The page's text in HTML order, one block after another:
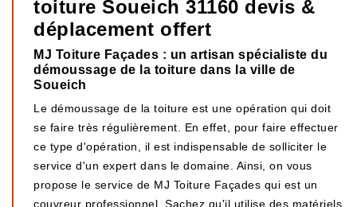
toiture Soueich 31160 devis &
déplacement offert
MJ Toiture Façades : un artisan spécialiste du
démoussage de la toiture dans la ville de
Soueich
Le démoussage de la toiture est une opération qui doit
se faire très régulièrement. En effet, pour faire effectuer
ce type d'opération, il est indispensable de solliciter le
service d'un expert dans le domaine. Ainsi, on vous
propose le service de MJ Toiture Façades qui est un
couvreur professionnel. Sachez qu'il utilise des matériels